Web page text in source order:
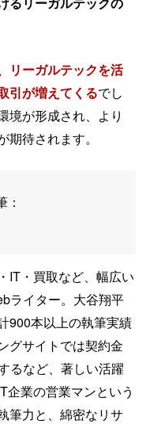
リーガルテックを活
引が増えてくるでし
境が形成され、より
待されます。
IT・買取など、幅広い
ライター。大谷翔平
900本以上の執筆実績
グサイトでは契約金
るなど、著しい活躍
企業の営業マンという
筆力と、綿密なリサ